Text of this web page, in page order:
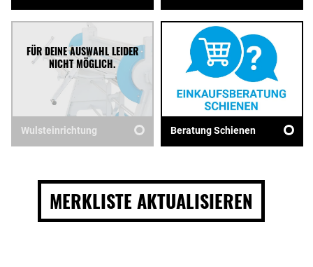
Wulsteinrichtung Beratung Schienen
MERKLISTE AKTUALISIEREN